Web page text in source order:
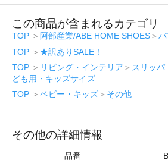
この商品が含まれるカテゴリ
TOP ＞ 阿部産業/ABE HOME SHOES＞
TOP ＞ ★訳ありSALE！
TOP ＞ リビング・インテリア ＞ スリッパ
ども用・キッズサイズ
TOP ＞ ベビー・キッズ＞ その他
その他の詳細情報
品番